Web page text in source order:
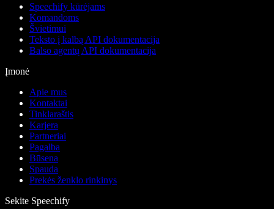
Speechify kūrėjams
Komandoms
Švietimui
Teksto į kalbą API dokumentacija
Balso agentų API dokumentacija
Įmonė
Apie mus
Kontaktai
Tinklaraštis
Karjera
Partneriai
Pagalba
Būsena
Spauda
Prekės ženklo rinkinys
Sekite Speechify